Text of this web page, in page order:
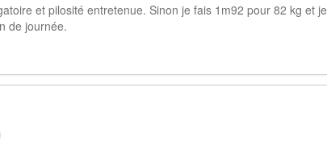
et pilosité entretenue. Sinon je fais 1m92 pour 82 kg et je
de journée.